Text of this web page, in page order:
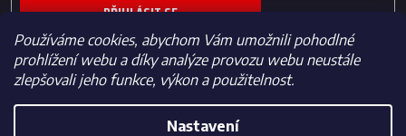
Používáme cookies, abychom Vám umožnili pohodlné
prohlížení webu a díky analýze provozu webu neustále
zlepšovali jeho funkce, výkon a použitelnost.
Nastavení
PŘIHLÁSIT SE
Vytvořil Shoptet